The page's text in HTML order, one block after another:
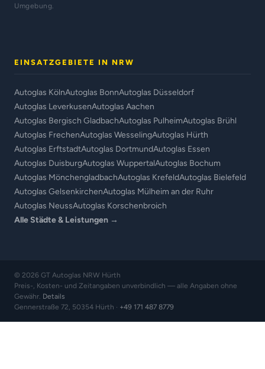
Umgebung.
EINSATZGEBIETE IN NRW
Autoglas KölnAutoglas BonnAutoglas Düsseldorf
Autoglas LeverkusenAutoglas Aachen
Autoglas Bergisch GladbachAutoglas PulheimAutoglas Brühl
Autoglas FrechenAutoglas WesselingAutoglas Hürth
Autoglas ErftstadtAutoglas DortmundAutoglas Essen
Autoglas DuisburgAutoglas WuppertalAutoglas Bochum
Autoglas MönchengladbachAutoglas KrefeldAutoglas Bielefeld
Autoglas GelsenkirchenAutoglas Mülheim an der Ruhr
Autoglas NeussAutoglas Korschenbroich
Alle Städte & Leistungen →
© 2026 GT Autoglas NRW Hürth
Preis-, Kosten- und Zeitangaben unverbindlich — alle Angaben ohne
Gewähr. Details
Gennerstraße 72, 50354 Hürth · +49 171 487 8779